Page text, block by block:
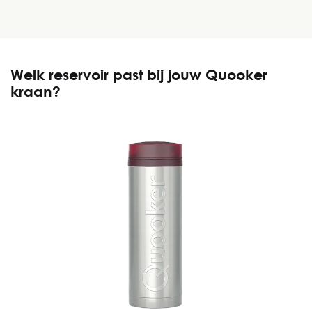
Welk reservoir past bij jouw Quooker
kraan?